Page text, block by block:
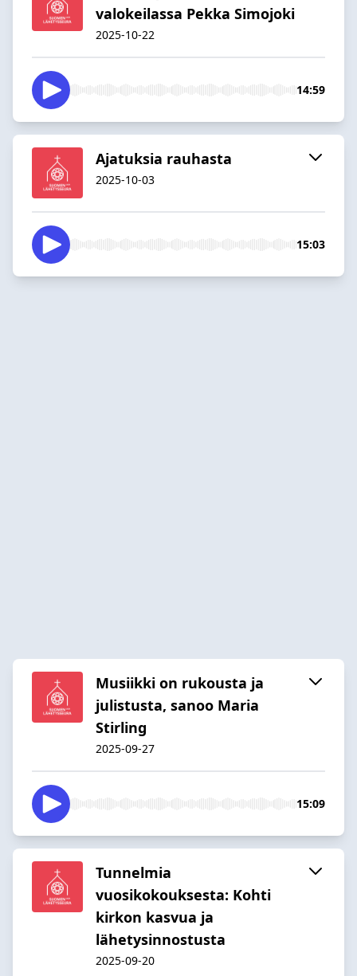
valokeilassa Pekka Simojoki
2025-10-22
14:59
Ajatuksia rauhasta
2025-10-03
15:03
Musiikki on rukousta ja
julistusta, sanoo Maria
Stirling
2025-09-27
15:09
Tunnelmia
vuosikokouksesta: Kohti
kirkon kasvua ja
lähetysinnostusta
2025-09-20